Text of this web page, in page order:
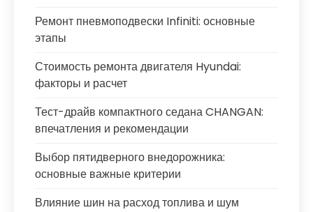
Ремонт пневмоподвески Infiniti: основные
этапы
Стоимость ремонта двигателя Hyundai:
факторы и расчет
Тест-драйв компактного седана CHANGAN:
впечатления и рекомендации
Выбор пятидверного внедорожника:
основные важные критерии
Влияние шин на расход топлива и шум